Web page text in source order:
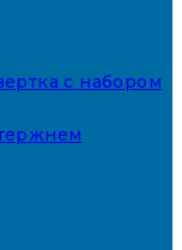
с набором